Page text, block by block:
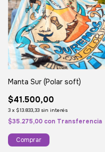
Manta Sur (Polar soft)
$41.500,00
3 x $13.833,33 sin interés
$35.275,00 con Transferencia